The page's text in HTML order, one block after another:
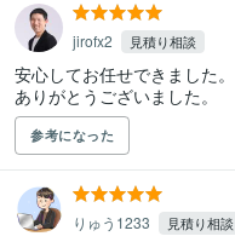
jirofx2 見積り相談
安心してお任せできました。
ありがとうございました。
参考になった
りゅう1233 見積り相談